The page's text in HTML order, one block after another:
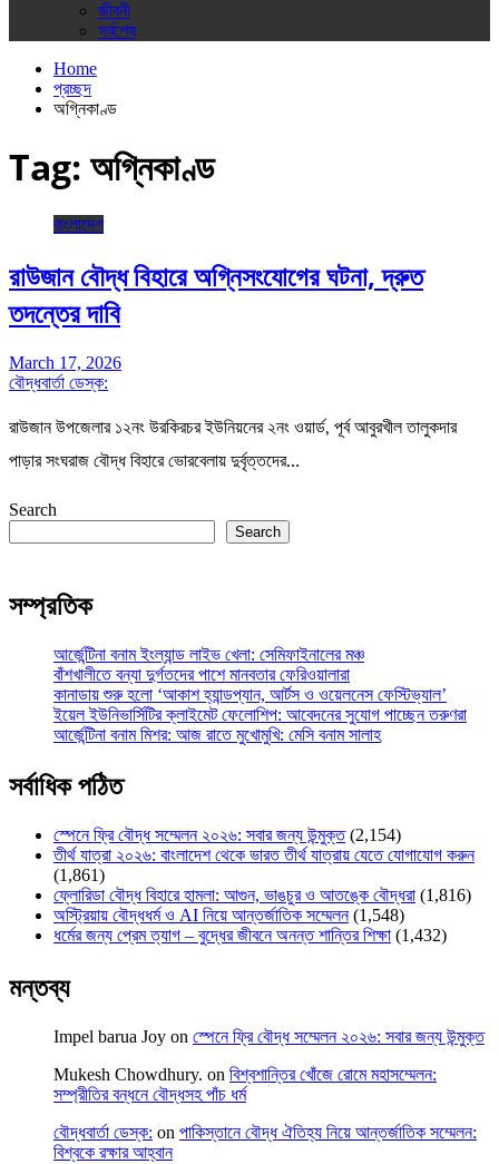
জীবনী
সর্বশেষ
Home
প্রচ্ছদ
অগ্নিকাণ্ড
Tag: অগ্নিকাণ্ড
বাংলাদেশ
রাউজান বৌদ্ধ বিহারে অগ্নিসংযোগের ঘটনা, দ্রুত
তদন্তের দাবি
March 17, 2026
বৌদ্ধবার্তা ডেস্ক:
রাউজান উপজেলার ১২নং উরকিরচর ইউনিয়নের ২নং ওয়ার্ড, পূর্ব আবুরখীল তালুকদার
পাড়ার সংঘরাজ বৌদ্ধ বিহারে ভোরবেলায় দুর্বৃত্তদের…
Search
Search
সম্প্রতিক
আর্জেন্টিনা বনাম ইংল্যান্ড লাইভ খেলা: সেমিফাইনালের মঞ্চ
বাঁশখালীতে বন্যা দুর্গতদের পাশে মানবতার ফেরিওয়ালারা
কানাডায় শুরু হলো ‘আকাশ হ্যান্ডপ্যান, আর্টস ও ওয়েলনেস ফেস্টিভ্যাল’
ইয়েল ইউনিভার্সিটির ক্লাইমেট ফেলোশিপ: আবেদনের সুযোগ পাচ্ছেন তরুণরা
আর্জেন্টিনা বনাম মিশর: আজ রাতে মুখোমুখি: মেসি বনাম সালাহ
সর্বাধিক পঠিত
স্পেনে ফ্রি বৌদ্ধ সম্মেলন ২০২৬: সবার জন্য উন্মুক্ত (2,154)
তীর্থ যাত্রা ২০২৬: বাংলাদেশ থেকে ভারত তীর্থ যাত্রায় যেতে যোগাযোগ করুন
(1,861)
ফ্লোরিডা বৌদ্ধ বিহারে হামলা: আগুন, ভাঙচুর ও আতঙ্কে বৌদ্ধরা (1,816)
অস্ট্রিয়ায় বৌদ্ধধর্ম ও AI নিয়ে আন্তর্জাতিক সম্মেলন (1,548)
ধর্মের জন্য প্রেম ত্যাগ – বুদ্ধের জীবনে অনন্ত শান্তির শিক্ষা (1,432)
মন্তব্য
Impel barua Joy on স্পেনে ফ্রি বৌদ্ধ সম্মেলন ২০২৬: সবার জন্য উন্মুক্ত
Mukesh Chowdhury. on বিশ্বশান্তির খোঁজে রোমে মহাসম্মেলন:
সম্প্রীতির বন্ধনে বৌদ্ধসহ পাঁচ ধর্ম
বৌদ্ধবার্তা ডেস্ক: on পাকিস্তানে বৌদ্ধ ঐতিহ্য নিয়ে আন্তর্জাতিক সম্মেলন:
বিশ্বকে রক্ষার আহ্বান